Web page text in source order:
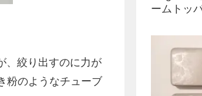
、絞り出すのに力が
粉のようなチューブ
ームトッ